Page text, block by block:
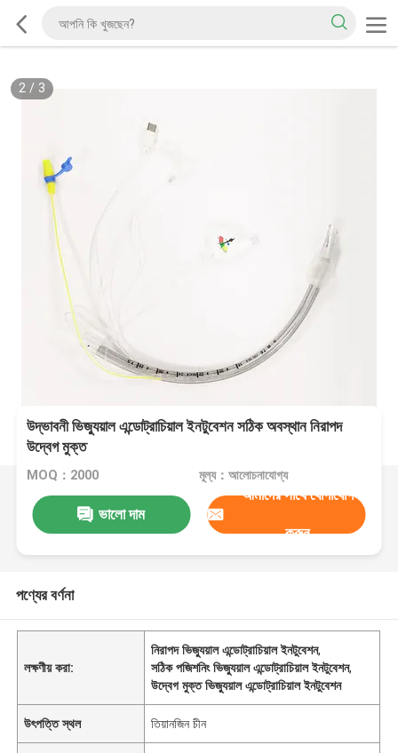
2/ 3
উদ্ভাবনী ভিজ্যুয়াল এন্ডোট্রাচিয়াল ইনটুবেশন সঠিক অবস্থান নিরাপদ
উদ্বেগ মুক্ত
MOQ：2000 মূল্য：আলোচনাযোগ্য
ভালো দাম
আমাদের সাথে যোগাযোগ
করুন
পণ্যের বর্ণনা
লক্ষণীয় করা:
নিরাপদ ভিজ্যুয়াল এন্ডোট্রাচিয়াল ইনটুবেশন,
সঠিক পজিশনিং ভিজ্যুয়াল এন্ডোট্রাচিয়াল ইনটুবেশন,
উদ্বেগ মুক্ত ভিজ্যুয়াল এন্ডোট্রাচিয়াল ইনটুবেশন
উৎপত্তি স্থল তিয়ানজিন চীন